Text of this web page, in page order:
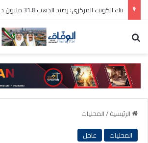
الرئيسية/المحليات
المحليات
عاجل